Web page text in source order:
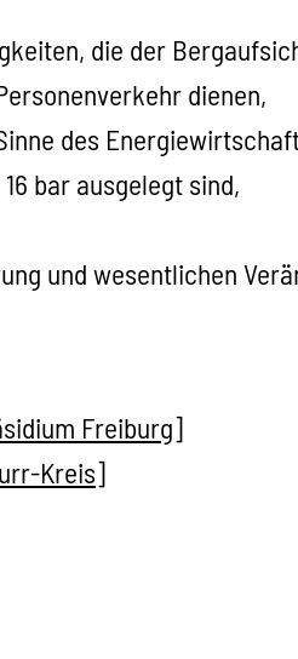
die der
dienen,
des
bar ausgelegt sind,
und wesentlichen
Freiburg]
Kreis]